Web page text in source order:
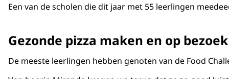
Een van de scholen die dit jaar met 55 leerlingen
Gezonde pizza maken en op
De meeste leerlingen hebben genoten van de Food